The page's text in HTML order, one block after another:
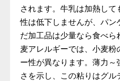
されます。牛乳は加熱し
性は低下しませんが、パン
だ加工品は少量なら食べ
麦アレルギーでは、小麦
ー性が異なります。薄力～
さを示し、この粘りはグ